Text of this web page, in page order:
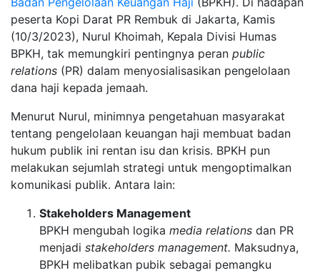
peserta Kopi Darat PR Rembuk di Jakarta, Kamis
(10/3/2023), Nurul Khoimah, Kepala Divisi Humas
BPKH, tak memungkiri pentingnya peran public
relations (PR) dalam menyosialisasikan pengelolaan
dana haji kepada jemaah.
Menurut Nurul, minimnya pengetahuan masyarakat
tentang pengelolaan keuangan haji membuat badan
hukum publik ini rentan isu dan krisis. BPKH pun
melakukan sejumlah strategi untuk mengoptimalkan
komunikasi publik. Antara lain:
Stakeholders Management
BPKH mengubah logika media relations dan PR
menjadi stakeholders management. Maksudnya,
BPKH melibatkan pubik sebagai pemangku